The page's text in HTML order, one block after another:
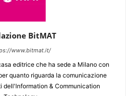
BitMAT
www.bitmat.it/
editrice che ha sede a Milano con
quanto riguarda la comunicazione
dell'lnformation & Communication